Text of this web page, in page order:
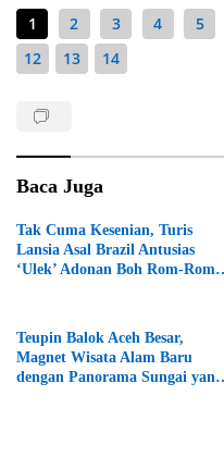
1
2 3 4 5
12
13 14
Baca Juga
Tak Cuma Kesenian, Turis
Lansia Asal Brazil Antusias
‘Ulek’ Adonan Boh Rom-Rom
Teupin Balok Aceh Besar,
Magnet Wisata Alam Baru
dengan Panorama Sungai yang